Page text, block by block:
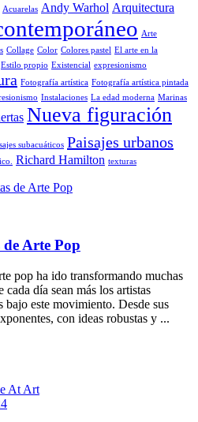
Acuarelas Andy Warhol Arquitectura
Arte
Collage Color Colores pastel El arte en la
Estilo propio Existencial expresionismo
Fotografía artística Fotografía artística pintada
Instalaciones La edad moderna Marinas
Nueva figuración
subacuáticos Paisajes urbanos
Richard Hamilton texturas
Arte Pop
pop ha ido transformando muchas
día sean más los artistas
bajo este movimiento. Desde sus
con ideas robustas y ...
At Art